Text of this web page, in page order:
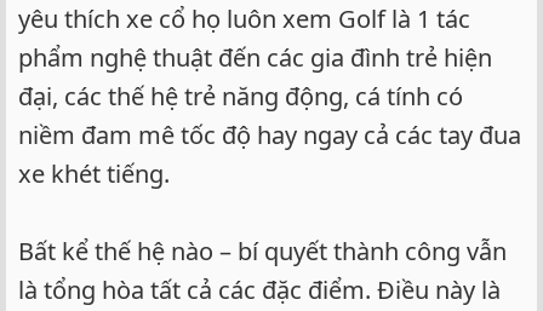
yêu thích xe cổ họ luôn xem Golf là 1 tác
phẩm nghệ thuật đến các gia đình trẻ hiện
đại, các thế hệ trẻ năng động, cá tính có
niềm đam mê tốc độ hay ngay cả các tay đua
xe khét tiếng.
Bất kể thế hệ nào – bí quyết thành công vẫn
là tổng hòa tất cả các đặc điểm. Điều này là